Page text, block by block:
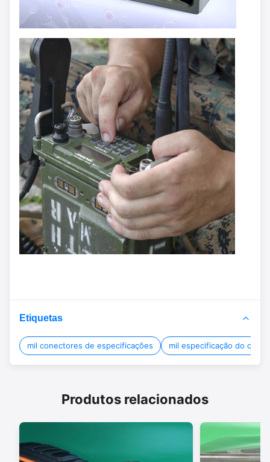
Etiquetas
mil conectores de especificações mil especificação do
Produtos relacionados